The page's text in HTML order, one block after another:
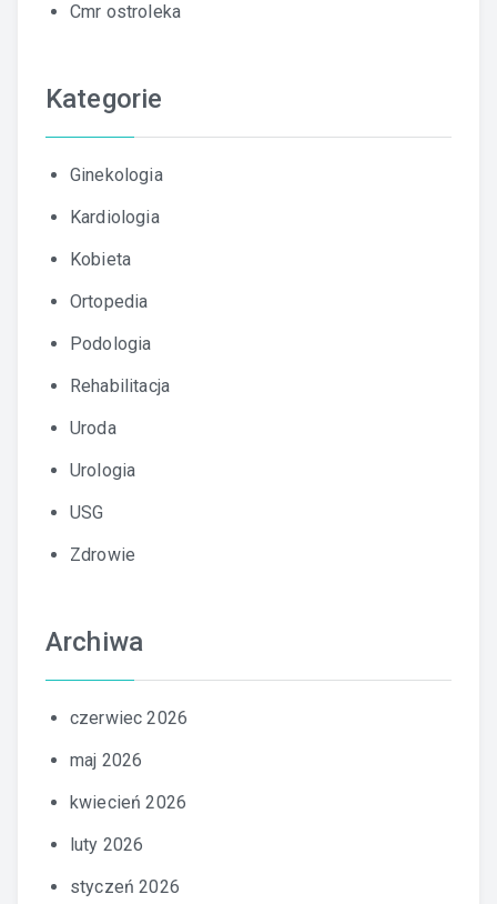
Cmr ostroleka
Kategorie
Ginekologia
Kardiologia
Kobieta
Ortopedia
Podologia
Rehabilitacja
Uroda
Urologia
USG
Zdrowie
Archiwa
czerwiec 2026
maj 2026
kwiecień 2026
luty 2026
styczeń 2026